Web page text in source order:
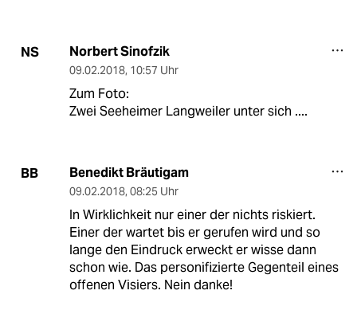
NS Norbert Sinofzik
09.02.2018, 10:57 Uhr
Zum Foto:
Zwei Seeheimer Langweiler unter sich ....
BB Benedikt Bräutigam
09.02.2018, 08:25 Uhr
In Wirklichkeit nur einer der nichts riskiert.
Einer der wartet bis er gerufen wird und so
lange den Eindruck erweckt er wisse dann
schon wie. Das personifizierte Gegenteil eines
offenen Visiers. Nein danke!